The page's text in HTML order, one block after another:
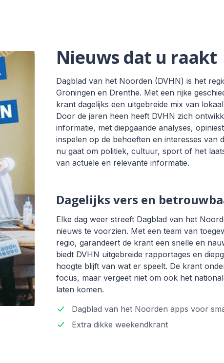
Nieuws dat u raakt
Dagblad van het Noorden (DVHN) is het
Groningen en Drenthe. Met een rijke
krant dagelijks een uitgebreide mix van
Door de jaren heen heeft DVHN zich
informatie, met diepgaande analyses,
inspelen op de behoeften en interesses van
nu gaat om politiek, cultuur, sport of het
van actuele en relevante informatie.
Dagelijks vers en
Elke dag weer streeft Dagblad van het
nieuws te voorzien. Met een team van
regio, garandeert de krant een snelle en
biedt DVHN uitgebreide rapportages en
hoogte blijft van wat er speelt. De krant
focus, maar vergeet niet om ook het
laten komen.
Dagblad van het Noorden apps voor
Extra dikke weekendkrant